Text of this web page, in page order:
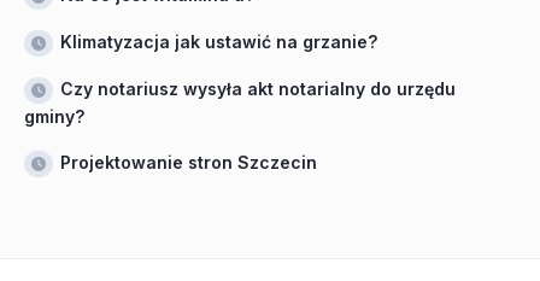
Klimatyzacja jak ustawić na grzanie?
Czy notariusz wysyła akt notarialny do urzędu
gminy?
Projektowanie stron Szczecin